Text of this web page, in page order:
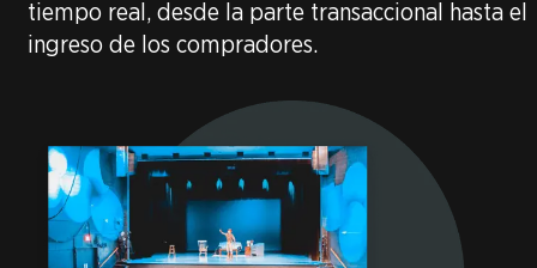
tiempo real, desde la parte transaccional hasta el
ingreso de los compradores.